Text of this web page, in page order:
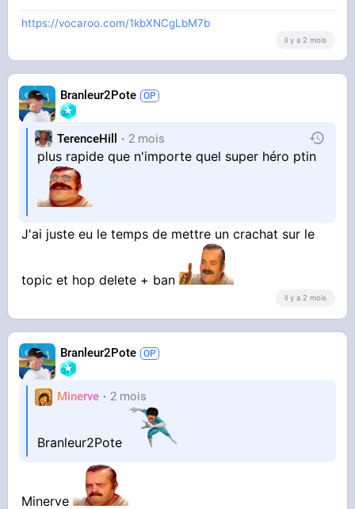
https://vocaroo.com/1kbXNCgLbM7b
il y a 2 mois
Branleur2Pote
TerenceHill 2 mois
plus rapide que n'importe quel super héro ptin
J'ai juste eu le temps de mettre un crachat sur le
topic et hop delete + ban
il y a 2 mois
Branleur2Pote
Minerve 2 mois
Branleur2Pote
Minerve